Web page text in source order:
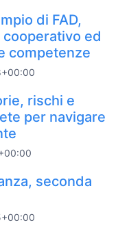
di FAD,
ed
competenze
rischi e
per navigare
seconda